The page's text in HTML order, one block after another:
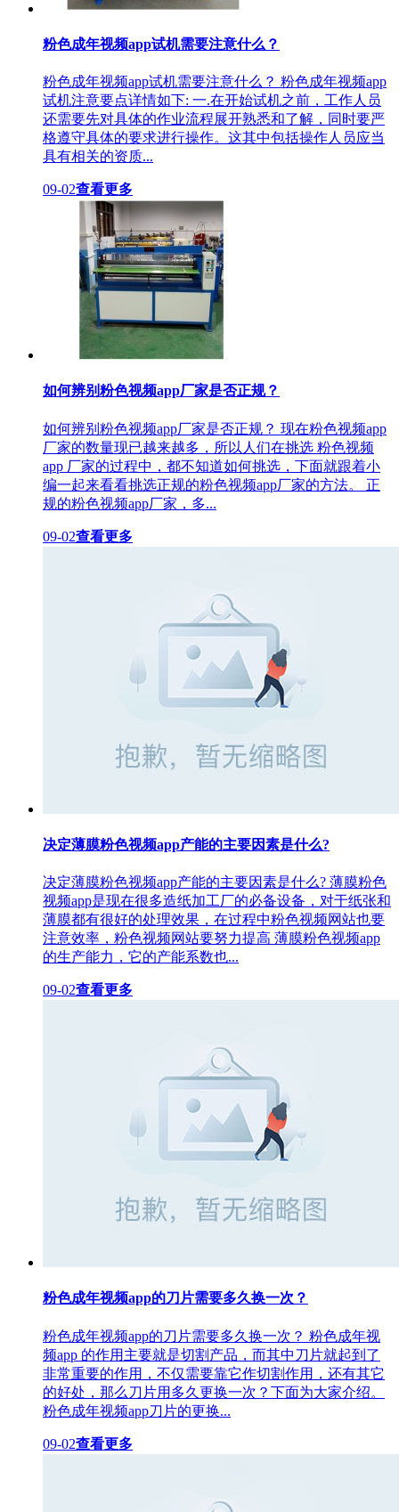
粉色成年视频app试机需要注意什么？
粉色成年视频app试机需要注意什么？ 粉色成年视频app
试机注意要点详情如下: 一.在开始试机之前，工作人员
还需要先对具体的作业流程展开熟悉和了解，同时要严
格遵守具体的要求进行操作。这其中包括操作人员应当
具有相关的资质...
09-02查看更多
如何辨别粉色视频app厂家是否正规？
如何辨别粉色视频app厂家是否正规？ 现在粉色视频app
厂家的数量现已越来越多，所以人们在挑选 粉色视频
app 厂家的过程中，都不知道如何挑选，下面就跟着小
编一起来看看挑选正规的粉色视频app厂家的方法。 正
规的粉色视频app厂家，多...
09-02查看更多
决定薄膜粉色视频app产能的主要因素是什么?
决定薄膜粉色视频app产能的主要因素是什么? 薄膜粉色
视频app是现在很多造纸加工厂的必备设备，对于纸张和
薄膜都有很好的处理效果，在过程中粉色视频网站也要
注意效率，粉色视频网站要努力提高 薄膜粉色视频app
的生产能力，它的产能系数也...
09-02查看更多
粉色成年视频app的刀片需要多久换一次？
粉色成年视频app的刀片需要多久换一次？ 粉色成年视
频app 的作用主要就是切割产品，而其中刀片就起到了
非常重要的作用，不仅需要靠它作切割作用，还有其它
的好处，那么刀片用多久更换一次？下面为大家介绍。
粉色成年视频app刀片的更换...
09-02查看更多